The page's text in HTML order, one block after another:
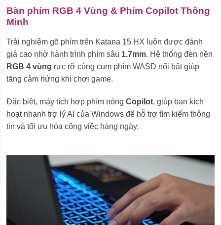
Bàn phím RGB 4 Vùng & Phím Copilot Thông
Minh
Trải nghiệm gõ phím trên Katana 15 HX luôn được đánh
giá cao nhờ hành trình phím sâu 1.7mm. Hệ thống đèn nền
RGB 4 vùng rực rỡ cùng cụm phím WASD nổi bật giúp
tăng cảm hứng khi chơi game.
Đặc biệt, máy tích hợp phím nóng Copilot, giúp bạn kích
hoạt nhanh trợ lý AI của Windows để hỗ trợ tìm kiếm thông
tin và tối ưu hóa công việc hàng ngày.